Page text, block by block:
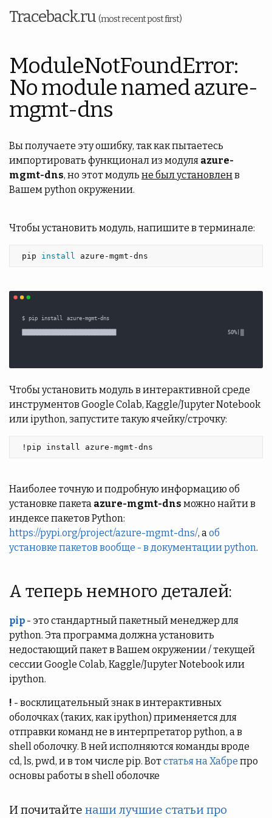
Traceback.ru (most recent post first)
ModuleNotFoundError:
No module named azure-
mgmt-dns
Вы получаете эту ошибку, так как пытаетесь
импортировать функционал из модуля azure-
mgmt-dns, но этот модуль не был установленв
Вашем python окружении.
Чтобы установить модуль, напишите в терминале:
pip install azure-mgmt-dns
Чтобы установить модуль в интерактивной среде
инструментов Google Colab, Kaggle/Jupyter Notebook
или ipython, запустите такую ячейку/строчку:
!pip install azure-mgmt-dns
Наиболее точную и подробную информацию об
установке пакета azure-mgmt-dns можно найти в
индексе пакетов Python:
https://pypi.org/project/azure-mgmt-dns/, аоб
установке пакетов вообще - в документации python.
А теперь немного деталей:
pip - это стандартный пакетный менеджер для
python. Эта программа должна установить
недостающий пакет в Вашем окружении / текущей
сессии Google Colab, Kaggle/Jupyter Notebook или
ipython.
! - восклицательный знак в интерактивных
оболочках (таких, как ipython) применяется для
отправки команд не в интерпретатор python, а в
shell оболочку. В ней исполняются команды вроде
cd, ls, pwd, и в том числе pip. Вотстатья на Хабре про
основы работы в shell оболочке
И почитайте наши лучшие статьи про